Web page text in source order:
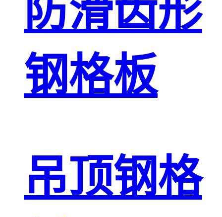
防滑齿形
钢格板
吊顶钢格